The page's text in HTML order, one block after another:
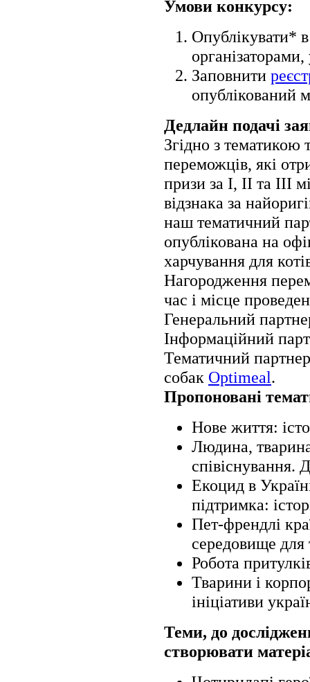
Умови конкурсу:
Опублікувати*
Заповнити
опублікований
Дедлайн подачі
Згідно з тематикою
переможців, які
призи за І, ІІ та
відзнака за
наш тематичний
опублікована на
харчування для
Нагородження
час і місце
Генеральний
Інформаційний
Тематичний
собак Optimeal.
Пропоновані
Нове життя:
Людина,
співіснування.
Екоцид в
підтримка:
Пет-френдлі
середовище для
Робота
Тварини і
ініціативи
Теми, до
створювати